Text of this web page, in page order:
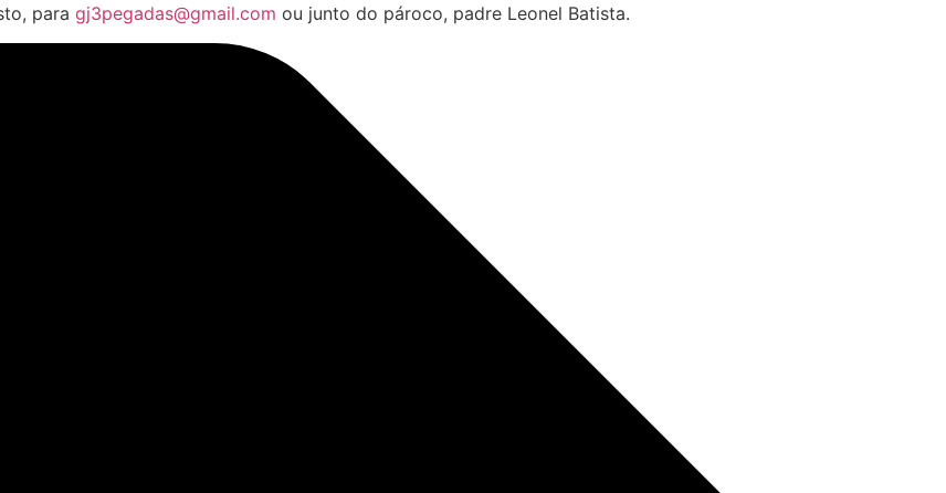
para gj3pegadas@gmail.com ou junto do pároco, padre Leonel Batista.